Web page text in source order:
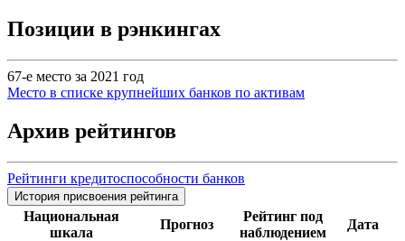
Позиции в рэнкингах
67-е место за 2021 год
Место в списке крупнейших банков по активам
Архив рейтингов
Рейтинги кредитоспособности банков
История присвоения рейтинга
Национальная
шкала
Прогноз
Рейтинг под
наблюдением
Дата